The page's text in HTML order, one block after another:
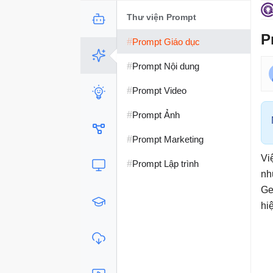
Thư viện Prompt
#Prompt Giáo dục
#Prompt Nội dung
#Prompt Video
#Prompt Ảnh
#Prompt Marketing
#Prompt Lập trình